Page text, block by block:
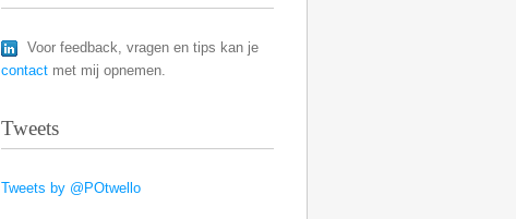
Voor feedback, vragen en tips kan je
contact met mij opnemen.
Tweets
Tweets by @POtwello